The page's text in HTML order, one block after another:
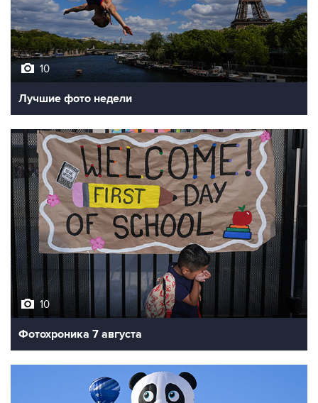
10
Лучшие фото недели
10
Фотохроника 7 августа